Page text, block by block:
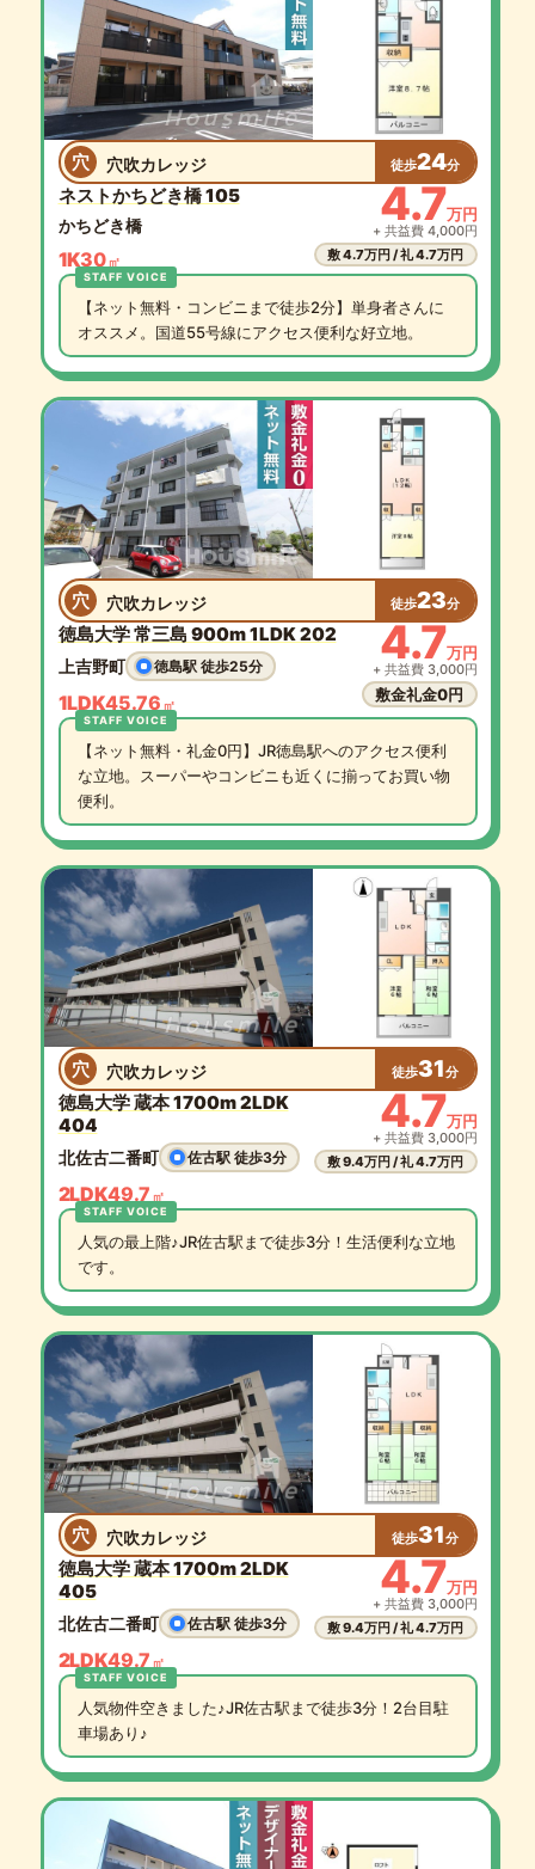
穴 穴吹カレッジ 徒歩24分
ネストかちどき橋 105
かちどき橋
1K30㎡
4.7万円
+ 共益費 4,000円
敷 4.7万円 / 礼 4.7万円
【ネット無料・コンビニまで徒歩2分】単身者さんに
オススメ。国道55号線にアクセス便利な好立地。
穴 穴吹カレッジ 徒歩23分
徳島大学 常三島 900m 1LDK 202
上吉野町 徳島駅 徒歩25分
1LDK45.76 ㎡
4.7万円
+ 共益費 3,000円
敷金礼金0円
【ネット無料・礼金0円】JR徳島駅へのアクセス便利
な立地。スーパーやコンビニも近くに揃ってお買い物
便利。
穴 穴吹カレッジ 徒歩31分
徳島大学 蔵本 1700m 2LDK
404
北佐古二番町 佐古駅 徒歩3分
2LDK49.7 ㎡
4.7万円
+ 共益費 3,000円
敷 9.4万円 / 礼 4.7万円
人気の最上階♪JR佐古駅まで徒歩3分！生活便利な立地
です。
穴 穴吹カレッジ 徒歩31分
徳島大学 蔵本 1700m 2LDK
405
北佐古二番町 佐古駅 徒歩3分
2LDK49.7 ㎡
4.7万円
+ 共益費 3,000円
敷 9.4万円 / 礼 4.7万円
人気物件空きました♪JR佐古駅まで徒歩3分！2台目駐
車場あり♪